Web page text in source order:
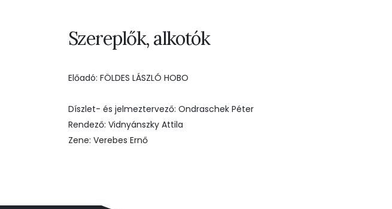
Szereplők, alkotók
Előadó: FÖLDES LÁSZLÓ HOBO
Díszlet- és jelmeztervező: Ondraschek Péter
Rendező: Vidnyánszky Attila
Zene: Verebes Ernő